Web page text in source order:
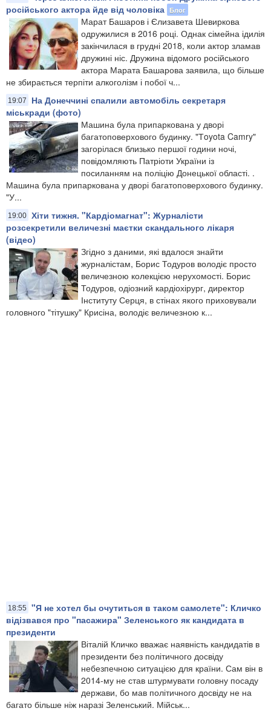
російського актора йде від чоловіка Блог
Марат Башаров і Єлизавета Шевиркова
одружилися в 2016 році. Однак сімейна ідилія
закінчилася в грудні 2018, коли актор зламав
дружині ніс. Дружина відомого російського
актора Марата Башарова заявила, що більше
не збирається терпіти алкоголізм і побої ч...
19:07
На Донеччині спалили автомобіль секретаря
міськради (фото)
Машина була припаркована у дворі
багатоповерхового будинку. "Тoyota Camry"
загорілася близько першої години ночі,
повідомляють Патріоти України із
посиланням на поліцію Донецької області. .
Машина була припаркована у дворі багатоповерхового будинку.
"У...
19:00 Хіти тижня. "Кардіомагнат": Журналісти
розсекретили величезні маєтки скандального лікаря
(відео)
Згідно з даними, які вдалося знайти
журналістам, Борис Тодуров володіє просто
величезною колекцією нерухомості. Борис
Тодуров, одіозний кардіохірург, директор
Інституту Серця, в стінах якого приховували
головного "тітушку" Крисіна, володіє величезною к...
18:55
"Я не хотел бы очутиться в таком самолете": Кличко
відізвався про "пасажира" Зеленського як кандидата в
президенти
​Віталій Кличко вважає наявність кандидатів в
президенти без політичного досвіду
небезпечною ситуацією для країни. Сам він в
2014-му не став штурмувати головну посаду
держави, бо мав політичного досвіду не на
багато більше ніж наразі Зеленський. Мійськ...